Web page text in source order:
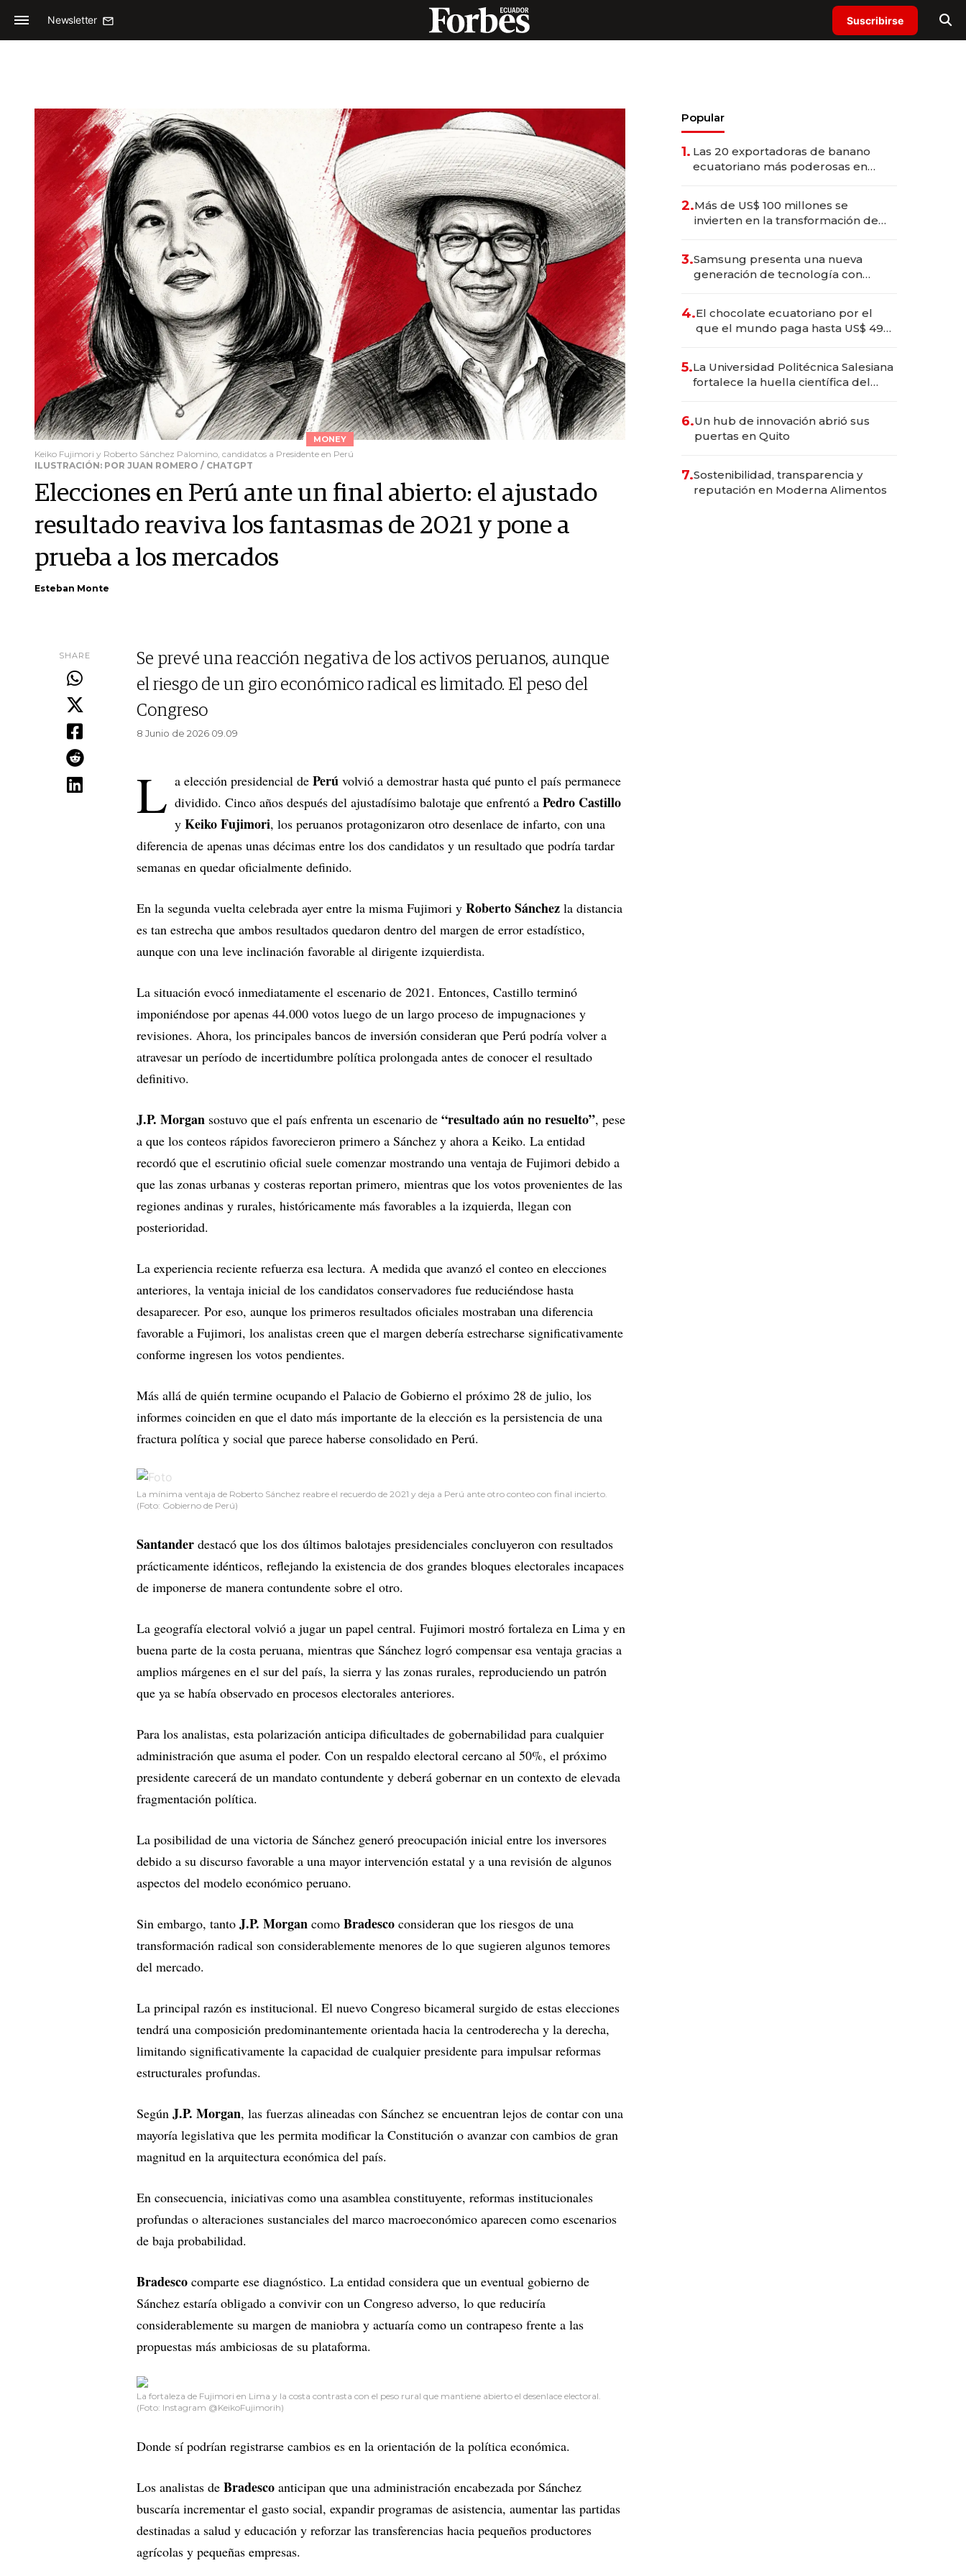
Newsletter Suscribirse
MONEY
Keiko Fujimori y Roberto Sánchez Palomino, candidatos a Presidente en Perú
ILUSTRACIÓN: POR JUAN ROMERO / CHATGPT
Elecciones en Perú ante un final abierto: el ajustado
resultado reaviva los fantasmas de 2021 y pone a
prueba a los mercados
Esteban Monte
SHARE
Se prevé una reacción negativa de los activos peruanos, aunque
el riesgo de un giro económico radical es limitado. El peso del
Congreso
8 Junio de 2026 09.09
L a elección presidencial de Perú volvió a demostrar hasta qué punto el país permanece
dividido. Cinco años después del ajustadísimo balotaje que enfrentó a Pedro Castillo
y Keiko Fujimori, los peruanos protagonizaron otro desenlace de infarto, con una
diferencia de apenas unas décimas entre los dos candidatos y un resultado que podría tardar
semanas en quedar oficialmente definido.
En la segunda vuelta celebrada ayer entre la misma Fujimori y Roberto Sánchez la distancia
es tan estrecha que ambos resultados quedaron dentro del margen de error estadístico,
aunque con una leve inclinación favorable al dirigente izquierdista.
La situación evocó inmediatamente el escenario de 2021. Entonces, Castillo terminó
imponiéndose por apenas 44.000 votos luego de un largo proceso de impugnaciones y
revisiones. Ahora, los principales bancos de inversión consideran que Perú podría volver a
atravesar un período de incertidumbre política prolongada antes de conocer el resultado
definitivo.
J.P. Morgan sostuvo que el país enfrenta un escenario de “resultado aún no resuelto”, pese
a que los conteos rápidos favorecieron primero a Sánchez y ahora a Keiko. La entidad
recordó que el escrutinio oficial suele comenzar mostrando una ventaja de Fujimori debido a
que las zonas urbanas y costeras reportan primero, mientras que los votos provenientes de las
regiones andinas y rurales, históricamente más favorables a la izquierda, llegan con
posterioridad.
La experiencia reciente refuerza esa lectura. A medida que avanzó el conteo en elecciones
anteriores, la ventaja inicial de los candidatos conservadores fue reduciéndose hasta
desaparecer. Por eso, aunque los primeros resultados oficiales mostraban una diferencia
favorable a Fujimori, los analistas creen que el margen debería estrecharse significativamente
conforme ingresen los votos pendientes.
Más allá de quién termine ocupando el Palacio de Gobierno el próximo 28 de julio, los
informes coinciden en que el dato más importante de la elección es la persistencia de una
fractura política y social que parece haberse consolidado en Perú.
La mínima ventaja de Roberto Sánchez reabre el recuerdo de 2021 y deja a Perú ante otro conteo con final incierto.
(Foto: Gobierno de Perú)
Santander destacó que los dos últimos balotajes presidenciales concluyeron con resultados
prácticamente idénticos, reflejando la existencia de dos grandes bloques electorales incapaces
de imponerse de manera contundente sobre el otro.
La geografía electoral volvió a jugar un papel central. Fujimori mostró fortaleza en Lima y en
buena parte de la costa peruana, mientras que Sánchez logró compensar esa ventaja gracias a
amplios márgenes en el sur del país, la sierra y las zonas rurales, reproduciendo un patrón
que ya se había observado en procesos electorales anteriores.
Para los analistas, esta polarización anticipa dificultades de gobernabilidad para cualquier
administración que asuma el poder. Con un respaldo electoral cercano al 50%, el próximo
presidente carecerá de un mandato contundente y deberá gobernar en un contexto de elevada
fragmentación política.
La posibilidad de una victoria de Sánchez generó preocupación inicial entre los inversores
debido a su discurso favorable a una mayor intervención estatal y a una revisión de algunos
aspectos del modelo económico peruano.
Sin embargo, tanto J.P. Morgan como Bradesco consideran que los riesgos de una
transformación radical son considerablemente menores de lo que sugieren algunos temores
del mercado.
La principal razón es institucional. El nuevo Congreso bicameral surgido de estas elecciones
tendrá una composición predominantemente orientada hacia la centroderecha y la derecha,
limitando significativamente la capacidad de cualquier presidente para impulsar reformas
estructurales profundas.
Según J.P. Morgan, las fuerzas alineadas con Sánchez se encuentran lejos de contar con una
mayoría legislativa que les permita modificar la Constitución o avanzar con cambios de gran
magnitud en la arquitectura económica del país.
En consecuencia, iniciativas como una asamblea constituyente, reformas institucionales
profundas o alteraciones sustanciales del marco macroeconómico aparecen como escenarios
de baja probabilidad.
Bradesco comparte ese diagnóstico. La entidad considera que un eventual gobierno de
Sánchez estaría obligado a convivir con un Congreso adverso, lo que reduciría
considerablemente su margen de maniobra y actuaría como un contrapeso frente a las
propuestas más ambiciosas de su plataforma.
La fortaleza de Fujimori en Lima y la costa contrasta con el peso rural que mantiene abierto el desenlace electoral.
(Foto: Instagram @KeikoFujimorih)
Donde sí podrían registrarse cambios es en la orientación de la política económica.
Los analistas de Bradesco anticipan que una administración encabezada por Sánchez
buscaría incrementar el gasto social, expandir programas de asistencia, aumentar las partidas
destinadas a salud y educación y reforzar las transferencias hacia pequeños productores
agrícolas y pequeñas empresas.
Popular
1. Las 20 exportadoras de banano
ecuatoriano más poderosas en
2.Más de US$ 100 millones se
invierten en la transformación de
3.Samsung presenta una nueva
generación de tecnología con
4.El chocolate ecuatoriano por el
que el mundo paga hasta US$ 490
5.La Universidad Politécnica Salesiana
fortalece la huella científica del
6.Un hub de innovación abrió sus
puertas en Quito
7.Sostenibilidad, transparencia y
reputación en Moderna Alimentos